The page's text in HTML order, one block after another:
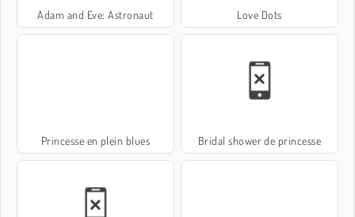
Adam and Eve: Astronaut Love Dots
Princesse en plein blues Bridal shower de princesse